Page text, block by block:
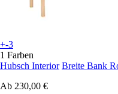
+-3
1 Farben
Hubsch Interior Breite Bank
Ab 230,00 €